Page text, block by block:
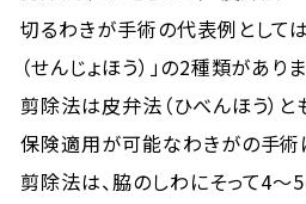
切るわきが手術の代表例としては
（せんじょほう）」の2種類がありま
剪除法は皮弁法（ひべんほう）
保険適用が可能なわきがの手術
剪除法は、脇のしわにそって4